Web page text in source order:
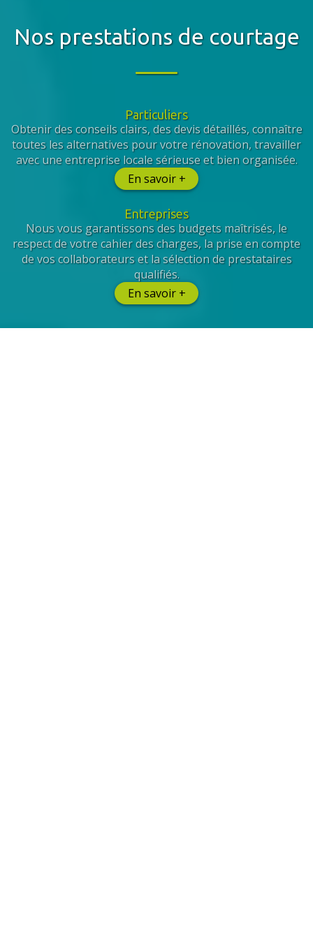
Nos prestations de courtage
Particuliers
Obtenir des conseils clairs, des devis détaillés, connaître
toutes les alternatives pour votre rénovation, travailler
avec une entreprise locale sérieuse et bien organisée.
En savoir +
Entreprises
Nous vous garantissons des budgets maîtrisés, le
respect de votre cahier des charges, la prise en compte
de vos collaborateurs et la sélection de prestataires
qualifiés.
En savoir +